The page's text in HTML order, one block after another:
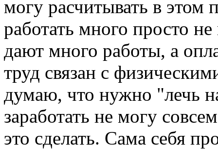
могу расчитывать в этом
работать много просто
дают много работы, а
труд связан с
думаю, что нужно "лечь
заработать не могу
это сделать. Сама себя